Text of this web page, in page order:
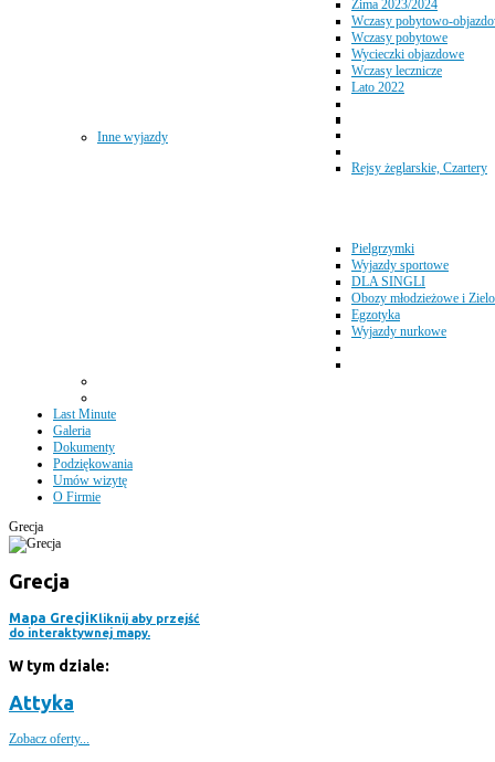
Zima 2023/2024
Wczasy pobytowo-
Wczasy pobytowe
Wycieczki objazdowe
Wczasy lecznicze
Lato 2022
Inne wyjazdy
Rejsy żeglarskie, Czartery
Pielgrzymki
Wyjazdy sportowe
DLA SINGLI
Obozy młodzieżowe i
Egzotyka
Wyjazdy nurkowe
Last Minute
Galeria
Dokumenty
Podziękowania
Umów wizytę
O Firmie
Grecja
Grecja
Mapa GrecjiKliknij aby przejść
do interaktywnej mapy.
W tym dziale:
Attyka
Zobacz oferty...